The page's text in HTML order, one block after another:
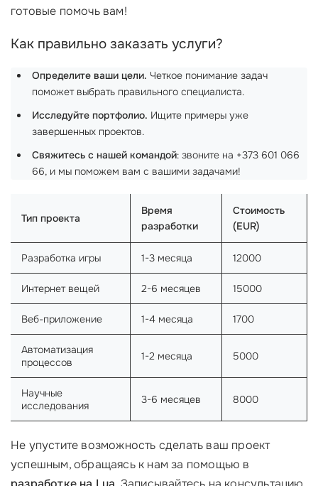
готовые помочь вам!
Как правильно заказать услуги?
Определите ваши цели. Четкое понимание задач
поможет выбрать правильного специалиста.
Исследуйте портфолио. Ищите примеры уже
завершенных проектов.
Свяжитесь с нашей командой: звоните на +373 601 066
66, и мы поможем вам с вашими задачами!
Тип проекта
Время
разработки
Стоимость
(EUR)
Разработка игры 1-3 месяца 12000
Интернет вещей 2-6 месяцев 15000
Веб-приложение 1-4 месяца 1700
Автоматизация
процессов
1-2 месяца 5000
Научные
исследования
3-6 месяцев 8000
Не упустите возможность сделать ваш проект
успешным, обращаясь к нам за помощью в